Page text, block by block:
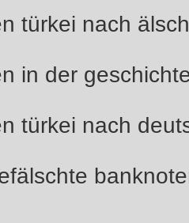
türkei nach
in der
türkei nach